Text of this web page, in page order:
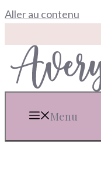
Aller au contenu
Menu